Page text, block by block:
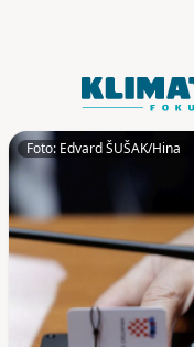
Foto: Edvard ŠUŠAK/Hina